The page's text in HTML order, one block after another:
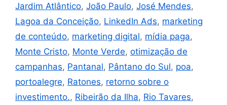
Jardim Atlântico, João Paulo, José Mendes,
Lagoa da Conceição, LinkedIn Ads, marketing
de conteúdo, marketing digital, mídia paga,
Monte Cristo, Monte Verde, otimização de
campanhas, Pantanal, Pântano do Sul, poa,
portoalegre, Ratones, retorno sobre o
investimento., Ribeirão da Ilha, Rio Tavares,